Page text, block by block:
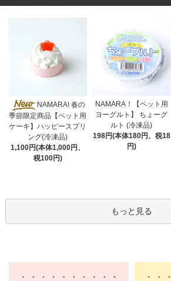
NAMARA! 春の
季節限定商品【ペット用
ケーキ】ハッピースプリ
ング(冷凍品)
1,100円(本体1,000円、
税100円)
NAMARA！【ペット用
ヨーグルト】 ちょーグ
ルト (冷凍品)
198円(本体180円、税18
円)
もっと見る